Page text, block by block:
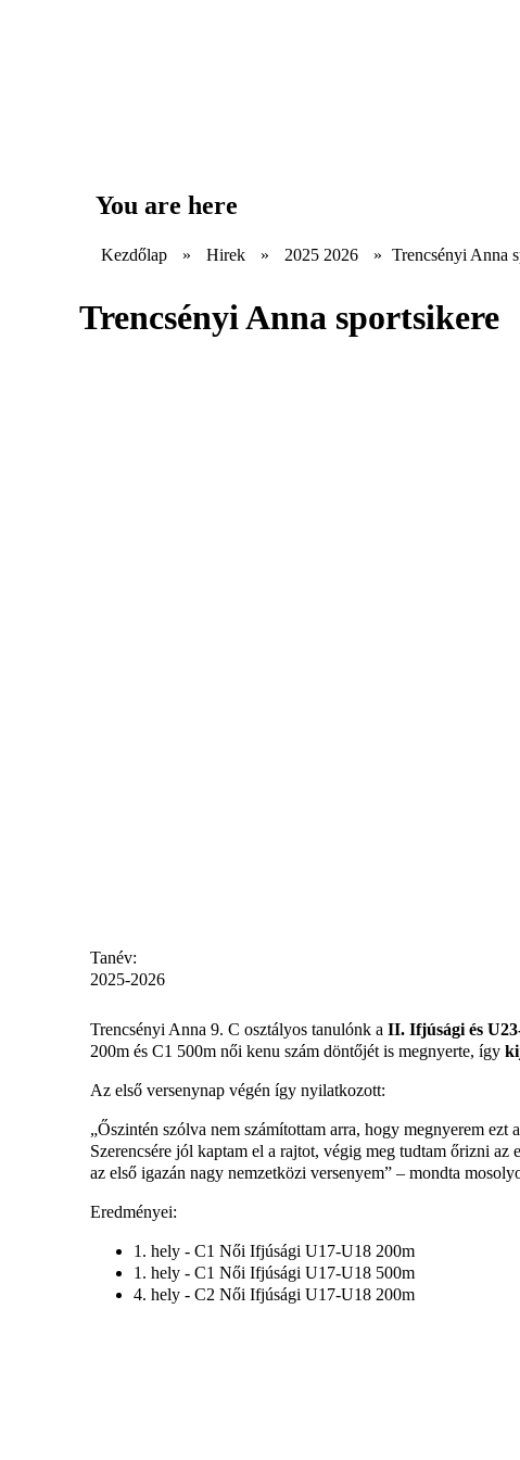
You are here
Kezdőlap » Hirek » 2025 2026 » Trencsényi Anna
Trencsényi Anna sportsikere
Tanév:
2025-2026
Trencsényi Anna 9. C osztályos tanulónk a II. Ifjúsági és
200m és C1 500m női kenu szám döntőjét is megnyerte, így
Az első versenynap végén így nyilatkozott:
„Őszintén szólva nem számítottam arra, hogy megnyerem
Szerencsére jól kaptam el a rajtot, végig meg tudtam őrizni
az első igazán nagy nemzetközi versenyem” – mondta
Eredményei:
1. hely - C1 Női Ifjúsági U17-U18 200m
1. hely - C1 Női Ifjúsági U17-U18 500m
4. hely - C2 Női Ifjúsági U17-U18 200m